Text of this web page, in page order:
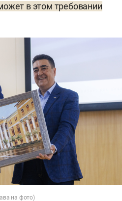
в этом требовании
на фото)